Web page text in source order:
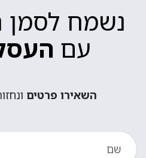
נשמח
עם
השאירו פרטים